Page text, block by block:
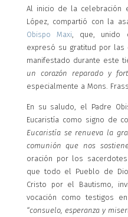
Al inicio de la celebración
López, compartió con la
Obispo Maxi , que, unido
expresó su gratitud por las
manifestado durante este
un corazón reparado y
especialmente a Mons.
En su saludo, el Padre
Eucaristía como signo de
Eucaristía se renueva la
comunión que nos
oración por los
que todo el Pueblo de
Cristo por el Bautismo,
vocación como testigos
“consuelo, esperanza y